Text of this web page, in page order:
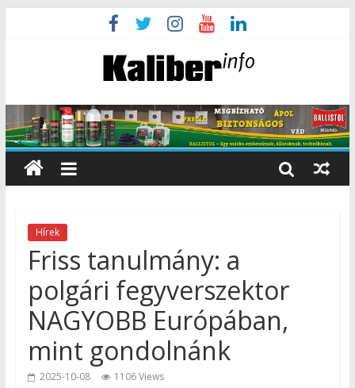
Hírek
Friss tanulmány: a
polgári fegyverszektor
NAGYOBB Európában,
mint gondolnánk
2025-10-08 1106 Views